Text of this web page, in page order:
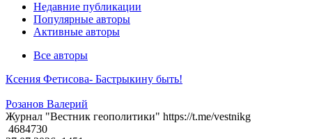
Недавние публикации
Популярные авторы
Активные авторы
Все авторы
Ксения Фетисова- Бастрыкину быть!
Розанов Валерий
Журнал "Вестник геополитики" https://t.me/vestnikg
4684730